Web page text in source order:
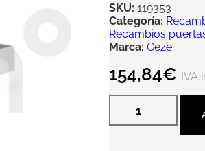
SKU:119353
Categoría:
Recambios
Marca: Geze
154,84€ IVA